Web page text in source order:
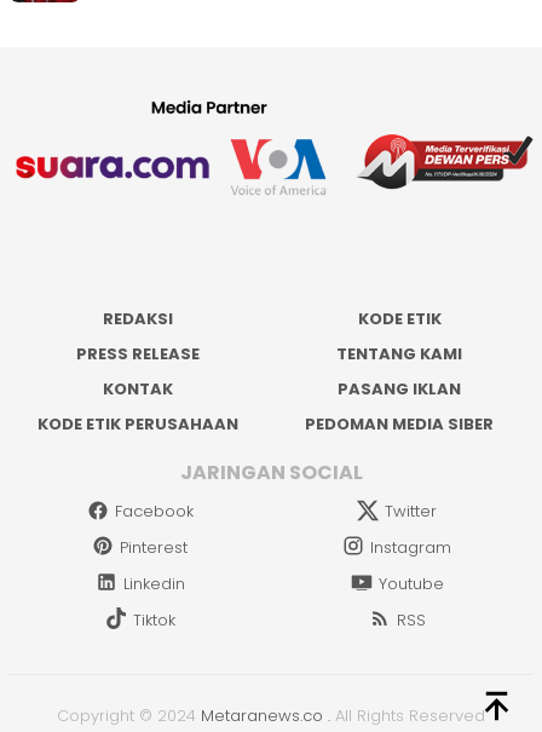
REDAKSI
KODE ETIK
PRESS RELEASE
TENTANG KAMI
KONTAK
PASANG IKLAN
KODE ETIK PERUSAHAAN
PEDOMAN MEDIA SIBER
JARINGAN SOCIAL
Facebook
Twitter
Pinterest
Instagram
Linkedin
Youtube
Tiktok
RSS
Copyright © 2024 Metaranews.co . All Rights Reserved